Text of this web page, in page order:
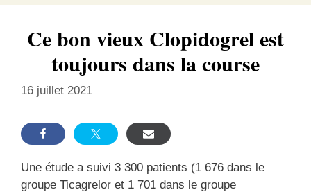
Ce bon vieux Clopidogrel est
toujours dans la course
16 juillet 2021
Une étude a suivi 3 300 patients (1 676 dans le
groupe Ticagrelor et 1 701 dans le groupe